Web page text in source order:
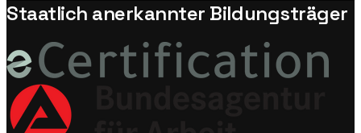
Staatlich anerkannter Bildungsträger